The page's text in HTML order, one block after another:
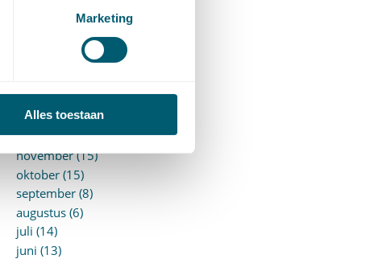
Marketing
Alles toestaan
2025 (153)
december (15)
november (15)
oktober (15)
september (8)
augustus (6)
juli (14)
juni (13)